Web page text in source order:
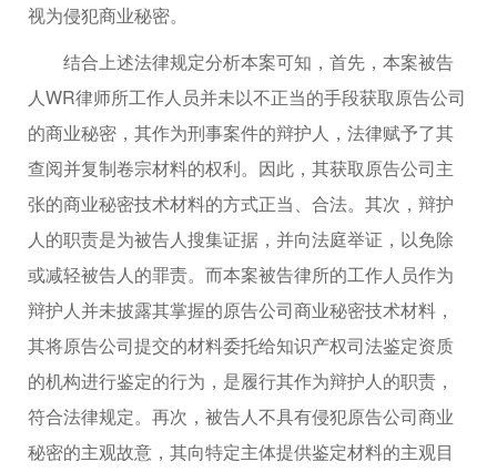
视为侵犯商业秘密。
结合上述法律规定分析本案可知，首先，本案被告
人WR律师所工作人员并未以不正当的手段获取原告公司
的商业秘密，其作为刑事案件的辩护人，法律赋予了其
查阅并复制卷宗材料的权利。因此，其获取原告公司主
张的商业秘密技术材料的方式正当、合法。其次，辩护
人的职责是为被告人搜集证据，并向法庭举证，以免除
或减轻被告人的罪责。而本案被告律所的工作人员作为
辩护人并未披露其掌握的原告公司商业秘密技术材料，
其将原告公司提交的材料委托给知识产权司法鉴定资质
的机构进行鉴定的行为，是履行其作为辩护人的职责，
符合法律规定。再次，被告人不具有侵犯原告公司商业
秘密的主观故意，其向特定主体提供鉴定材料的主观目